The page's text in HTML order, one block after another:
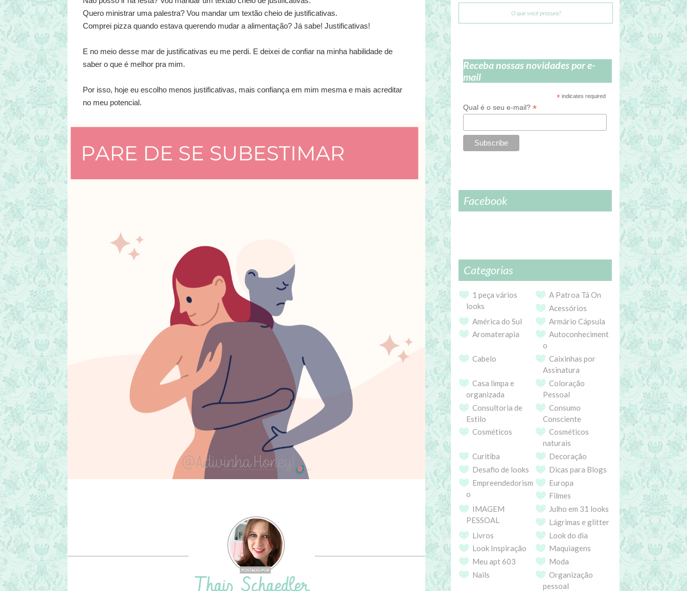
Quero ministrar uma palestra? Vou mandar um textão cheio de justificativas.
Comprei pizza quando estava querendo mudar a alimentação? Já sabe! Justificativas!
E no meio desse mar de justificativas eu me perdi. E deixei de confiar na minha habilidade de
saber o que é melhor pra mim.
Por isso, hoje eu escolho menos justificativas, mais confiança em mim mesma e mais acreditar
no meu potencial.
Receba nossas novidades por e-
mail
* indicates required
Qual é o seu e-mail? *
Facebook
Categorias
1 peça vários
looks
A Patroa Tá On
Acessórios
América do Sul
Armário Cápsula
Aromaterapia
Autoconheciment
o
Cabelo
Caixinhas por
Assinatura
Casa limpa e
organizada
Coloração
Pessoal
Consultoria de
Estilo
Consumo
Consciente
Cosméticos
Cosméticos
naturais
Curitiba
Decoração
Desafio de looks
Dicas para Blogs
Empreendedorism
o
Europa
Filmes
IMAGEM
PESSOAL
Julho em 31 looks
Lágrimas e glitter
Livros
Look do dia
Look Inspiração
Maquiagens
Meu apt 603
Moda
Nails
Organização
pessoal